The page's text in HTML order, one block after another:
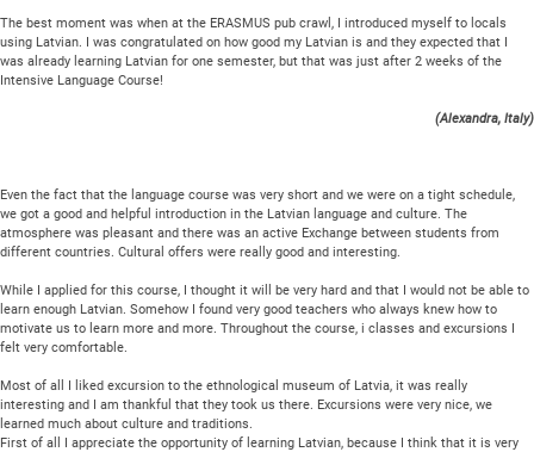
The best moment was when at the ERASMUS pub crawl, I introduced myself to locals
using Latvian. I was congratulated on how good my Latvian is and they expected that I
was already learning Latvian for one semester, but that was just after 2 weeks of the
Intensive Language Course!
(Alexandra, Italy)
Even the fact that the language course was very short and we were on a tight schedule,
we got a good and helpful introduction in the Latvian language and culture. The
atmosphere was pleasant and there was an active Exchange between students from
different countries. Cultural offers were really good and interesting.
While I applied for this course, I thought it will be very hard and that I would not be able to
learn enough Latvian. Somehow I found very good teachers who always knew how to
motivate us to learn more and more. Throughout the course, i classes and excursions I
felt very comfortable.
Most of all I liked excursion to the ethnological museum of Latvia, it was really
interesting and I am thankful that they took us there. Excursions were very nice, we
learned much about culture and traditions.
First of all I appreciate the opportunity of learning Latvian, because I think that it is very